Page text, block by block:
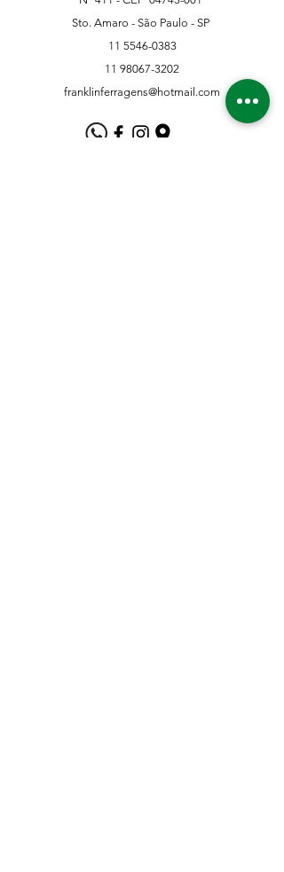
Sto. Amaro - São Paulo - SP
11 5546-0383
11 98067-3202
franklinferragens@hotmail.com